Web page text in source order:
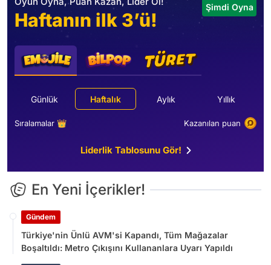
Haftanın ilk 3’ü!
Şimdi Oyna
Günlük Haftalık Aylık Yıllık
Sıralamalar 👑 Kazanılan puan
Liderlik Tablosunu Gör!
En Yeni İçerikler!
Gündem
Türkiye'nin Ünlü AVM'si Kapandı, Tüm Mağazalar
Boşaltıldı: Metro Çıkışını Kullananlara Uyarı Yapıldı